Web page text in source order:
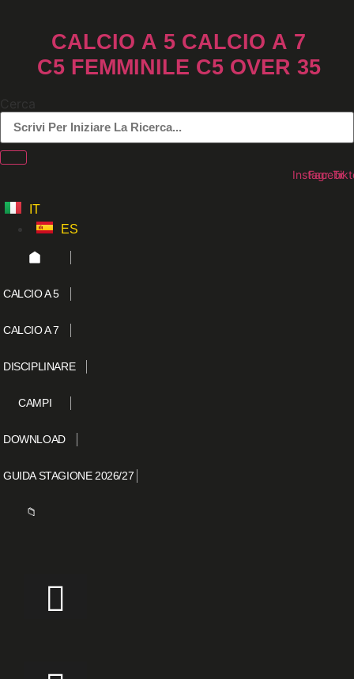
contenutoCALCIO A 5 CALCIO A 7
C5 FEMMINILE C5 OVER 35
Cerca
Instagram
IT
ES
CALCIO A 5
CALCIO A 7
DISCIPLINARE
CAMPI
DOWNLOAD
GUIDA STAGIONE 2026/27
📁